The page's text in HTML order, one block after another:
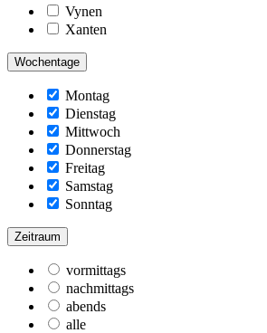
Vynen
Xanten
Wochentage
Montag
Dienstag
Mittwoch
Donnerstag
Freitag
Samstag
Sonntag
Zeitraum
vormittags
nachmittags
abends
alle